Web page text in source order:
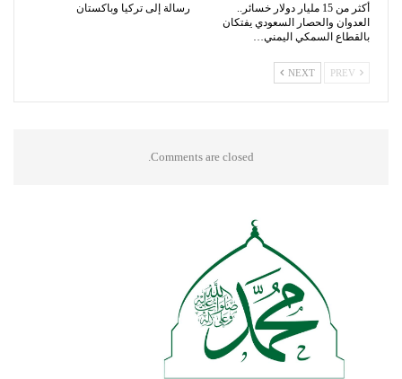
أكثر من 15 مليار دولار خسائر..
العدوان والحصار السعودي يفتكان
بالقطاع السمكي اليمني…
رسالة إلى تركيا وباكستان
NEXT
Comments are closed.